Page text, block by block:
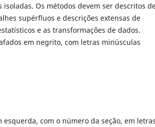
Os métodos devem ser descritos
supérfluos e descrições extensas de
e as transformações de dados.
em negrito, com letras minúsculas
com o número da seção, em letras